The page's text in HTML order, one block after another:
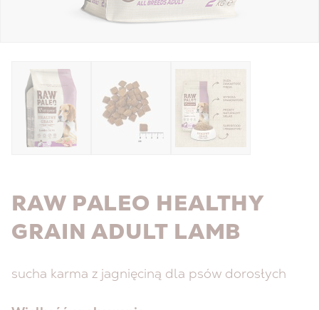
RAW PALEO HEALTHY
GRAIN ADULT LAMB
sucha karma z jagnięciną dla psów dorosłych